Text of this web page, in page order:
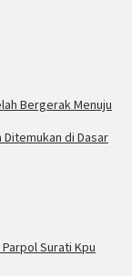
Bergerak Menuju
Ditemukan di Dasar
Surati Kpu